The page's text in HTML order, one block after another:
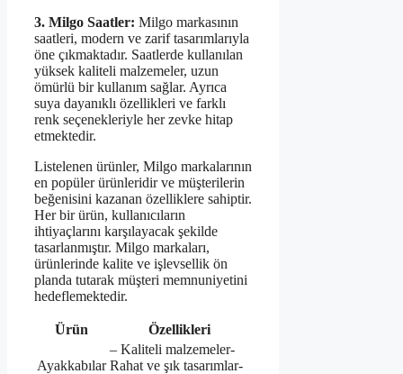
3. Milgo Saatler: Milgo markasının
saatleri, modern ve zarif tasarımlarıyla
öne çıkmaktadır. Saatlerde kullanılan
yüksek kaliteli malzemeler, uzun
ömürlü bir kullanım sağlar. Ayrıca
suya dayanıklı özellikleri ve farklı
renk seçenekleriyle her zevke hitap
etmektedir.
Listelenen ürünler, Milgo markalarının
en popüler ürünleridir ve müşterilerin
beğenisini kazanan özelliklere sahiptir.
Her bir ürün, kullanıcıların
ihtiyaçlarını karşılayacak şekilde
tasarlanmıştır. Milgo markaları,
ürünlerinde kalite ve işlevsellik ön
planda tutarak müşteri memnuniyetini
hedeflemektedir.
Ürün Özellikleri
Ayakkabılar
– Kaliteli malzemeler-
Rahat ve şık tasarımlar-